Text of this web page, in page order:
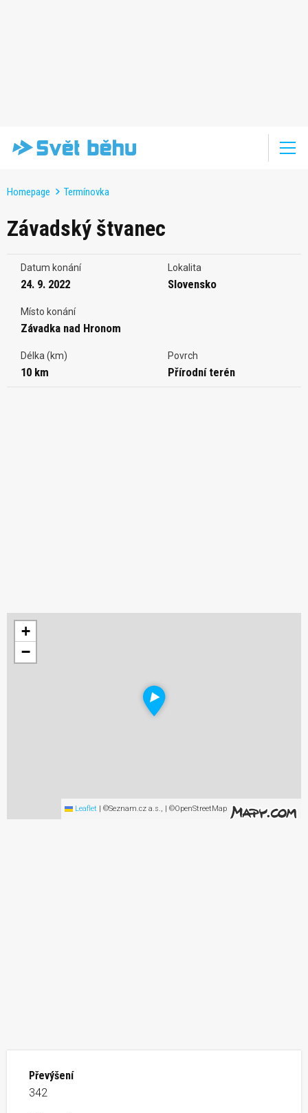
Homepage Termínovka
Závadský štvanec
Datum konání
24. 9. 2022
Lokalita
Slovensko
Místo konání
Závadka nad Hronom
Délka (km)
10 km
Povrch
Přírodní terén
+
−
Leaflet | ©Seznam.cz a.s., | ©OpenStreetMap
Převýšení
342